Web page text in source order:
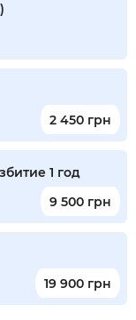
2 450 грн
1 год
9 500 грн
19 900 грн